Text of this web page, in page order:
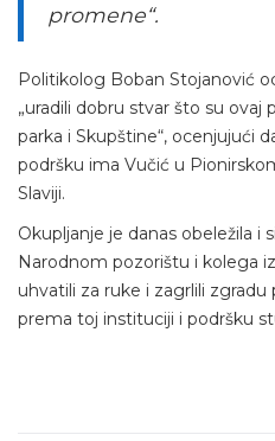
promene“.
Politikolog Boban Stojanović
„uradili dobru stvar što su
parka i Skupštine“, ocenjujući
podršku ima Vučić u
Slaviji.
Okupljanje je danas obeležila i
Narodnom pozorištu i kolega
uhvatili za ruke i zagrlili zgradu
prema toj instituciji i podršku